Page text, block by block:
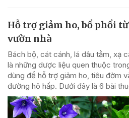
Hỗ trợ giảm ho, bổ phổi
vườn nhà
Bách bộ, cát cánh, lá dâu tằm, xạ
là những dược liệu quen thuộc
dùng để hỗ trợ giảm ho, tiêu đờm
đường hô hấp. Dưới đây là 6 bài